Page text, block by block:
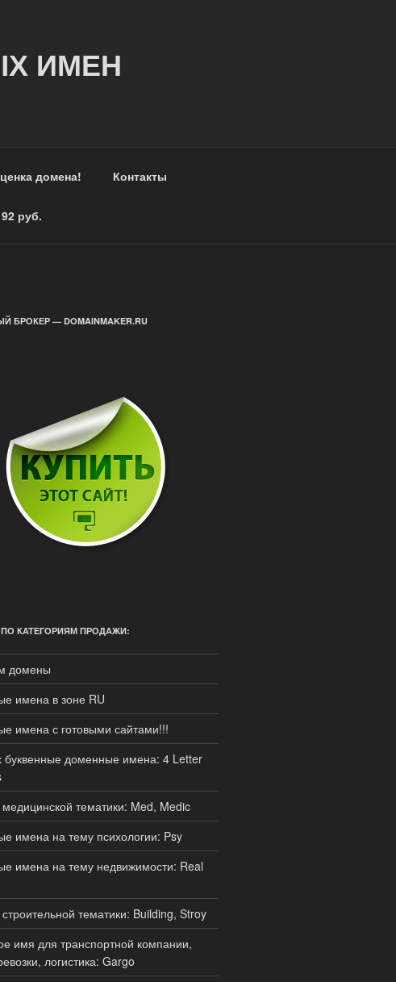
ИМЕН
домена! Контакты
руб.
БРОКЕР — DOMAINMAKER.RU
КАТЕГОРИЯМ ПРОДАЖИ:
домены
имена в зоне RU
имена с готовыми сайтами!!!
буквенные доменные имена: 4 Letter
тематики: Med, Medic
имена на тему психологии: Psy
имена на тему недвижимости: Real
тематики: Building, Stroy
имя для транспортной компании,
логистика: Gargo